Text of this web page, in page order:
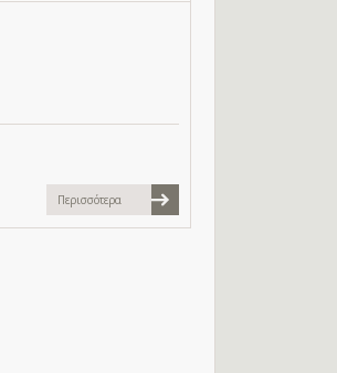
Περισσότερα